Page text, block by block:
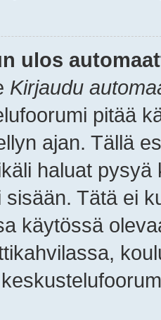
ulos
Kirjaudu
pitää
ajan. Tällä
haluat
sisään. Tätä ei
käytössä